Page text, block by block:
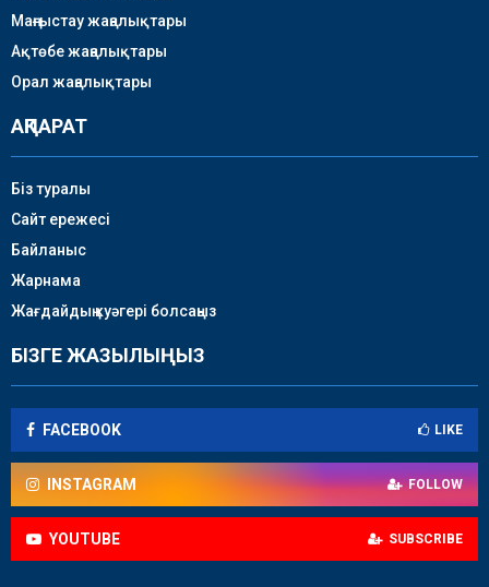
Маңғыстау жаңалықтары
Ақтөбе жаңалықтары
Орал жаңалықтары
АҚПАРАТ
Біз туралы
Сайт ережесі
Байланыс
Жарнама
Жағдайдың куәгері болсаңыз
БІЗГЕ ЖАЗЫЛЫҢЫЗ
FACEBOOK LIKE
INSTAGRAM FOLLOW
YOUTUBE SUBSCRIBE